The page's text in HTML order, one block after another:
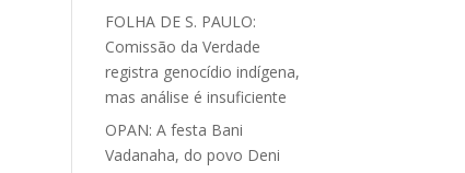
FOLHA DE S. PAULO:
Comissão da Verdade
registra genocídio indígena,
mas análise é insuficiente
OPAN: A festa Bani
Vadanaha, do povo Deni